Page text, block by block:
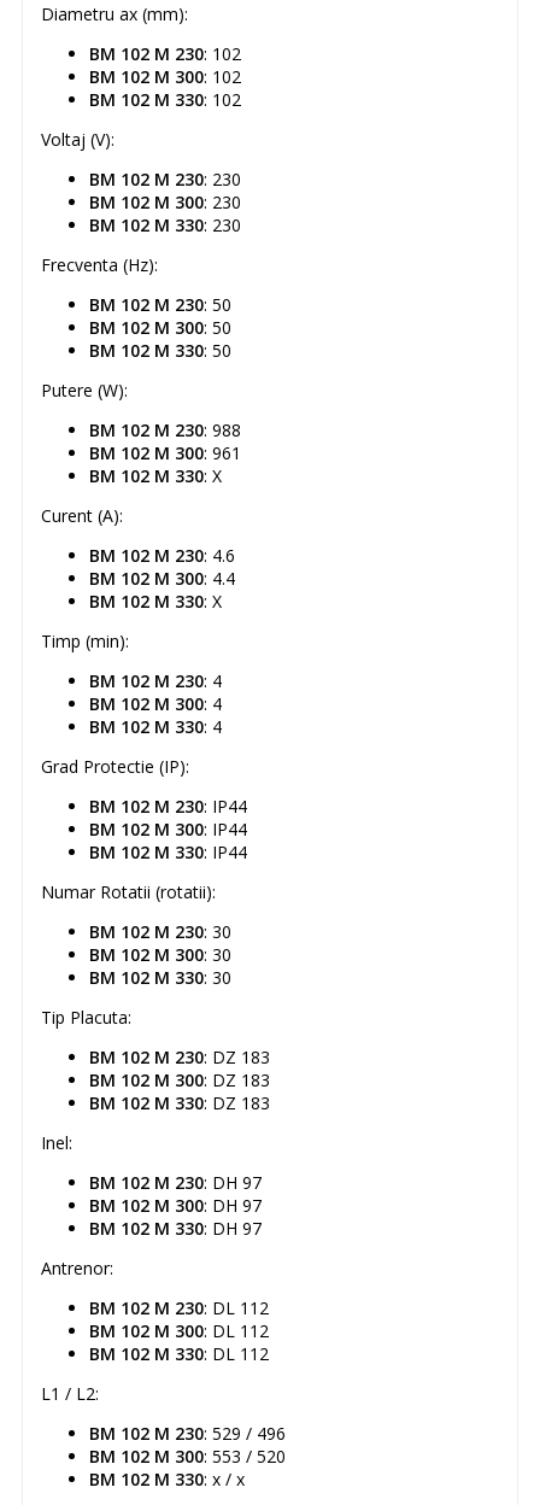
Diametru ax (mm):
BM 102 M 230: 102
BM 102 M 300: 102
BM 102 M 330: 102
Voltaj (V):
BM 102 M 230: 230
BM 102 M 300: 230
BM 102 M 330: 230
Frecventa (Hz):
BM 102 M 230: 50
BM 102 M 300: 50
BM 102 M 330: 50
Putere (W):
BM 102 M 230: 988
BM 102 M 300: 961
BM 102 M 330: X
Curent (A):
BM 102 M 230: 4.6
BM 102 M 300: 4.4
BM 102 M 330: X
Timp (min):
BM 102 M 230: 4
BM 102 M 300: 4
BM 102 M 330: 4
Grad Protectie (IP):
BM 102 M 230: IP44
BM 102 M 300: IP44
BM 102 M 330: IP44
Numar Rotatii (rotatii):
BM 102 M 230: 30
BM 102 M 300: 30
BM 102 M 330: 30
Tip Placuta:
BM 102 M 230: DZ 183
BM 102 M 300: DZ 183
BM 102 M 330: DZ 183
Inel:
BM 102 M 230: DH 97
BM 102 M 300: DH 97
BM 102 M 330: DH 97
Antrenor:
BM 102 M 230: DL 112
BM 102 M 300: DL 112
BM 102 M 330: DL 112
L1 / L2:
BM 102 M 230: 529 / 496
BM 102 M 300: 553 / 520
BM 102 M 330: x / x